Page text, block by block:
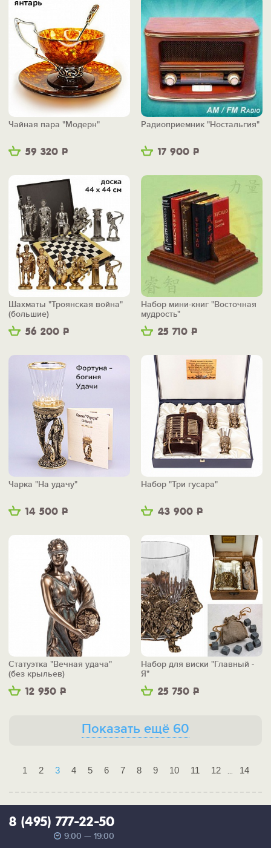
59 320 Р
Чайная пара "Модерн"
17 900 Р
Радиоприемник "Ностальгия"
56 200 Р
Шахматы "Троянская война"
(большие)
25 710 Р
Набор мини-книг "Восточная
мудрость"
14 500 Р
Чарка "На удачу"
43 900 Р
Набор "Три гусара"
12 950 Р
Статуэтка "Вечная удача"
(без крыльев)
25 750 Р
Набор для виски "Главный -
Я"
Показать ещё 60
1 2 3 4 5 6 7 8 9 10 11 12 ... 14
8 (495) 777-22-50
9:00 — 19:00